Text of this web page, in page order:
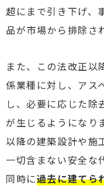
超にまで引き下げ、
品が市場から排除さ
また、この法改正以
係業種に対し、アス
し、必要に応じた除
が生じるようになり
以降の建築設計や施
一切含まない安全な
同時に過去に建てら